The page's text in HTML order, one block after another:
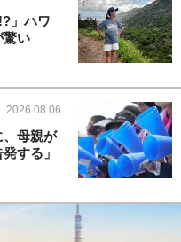
」ハワ
驚い
2026.08.06
、母親が
する」